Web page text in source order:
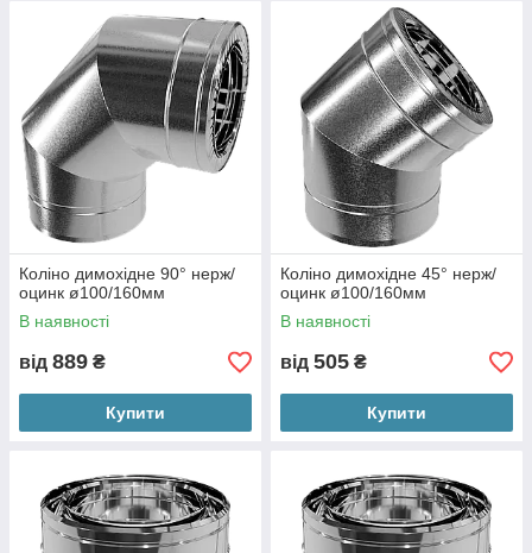
Коліно димохідне 90° нерж/
оцинк ø100/160мм
В наявності
від 889 ₴
Купити
Коліно димохідне 45° нерж/
оцинк ø100/160мм
В наявності
від 505 ₴
Купити